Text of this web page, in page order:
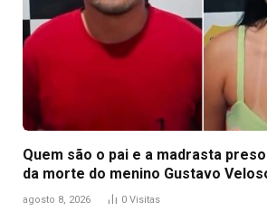
Quem são o pai e a madrasta
da morte do menino Gustavo
agosto 8, 2026 0 Visitas